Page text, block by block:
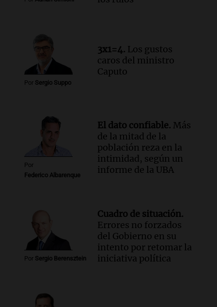
según San Ignacio de Loyola
Panorama Federal
Episodios
Audio.Tormentas y filtraciones: "El
agua entra por donde menos
Episodios
Por Sergio Suppo
3x1=4. Los gustos
caros del ministro
Caputo
Por
Federico Albarenque
El dato confiable. Más
de la mitad de la
población reza en la
intimidad, según un
informe de la UBA
Por Sergio Berensztein
Cuadro de situación.
Errores no forzados
del Gobierno en su
intento por retomar la
iniciativa política